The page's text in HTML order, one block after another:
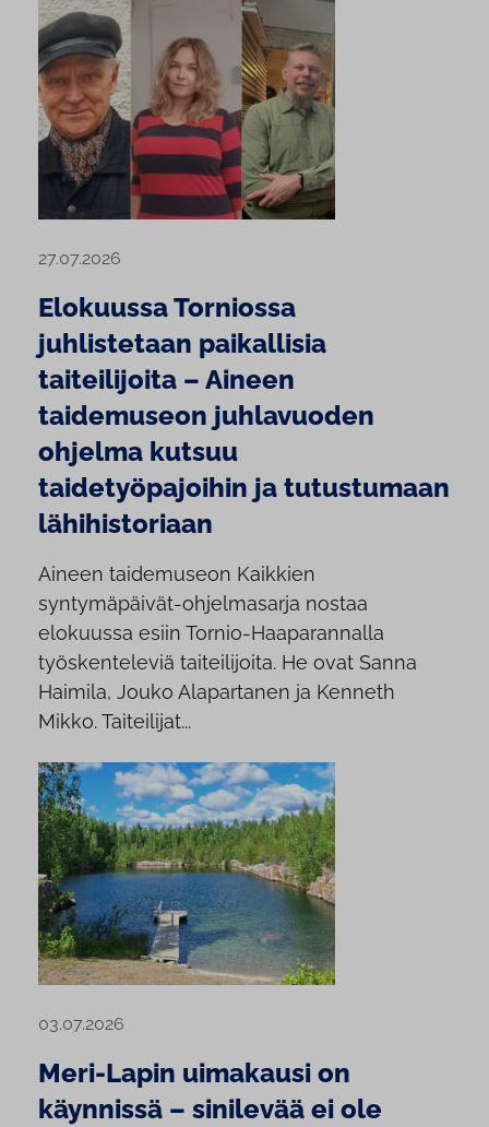
27.07.2026
Elokuussa Torniossa
juhlistetaan paikallisia
taiteilijoita – Aineen
taidemuseon juhlavuoden
ohjelma kutsuu
taidetyöpajoihin ja tutustumaan
lähihistoriaan
Aineen taidemuseon Kaikkien
syntymäpäivät-ohjelmasarja nostaa
elokuussa esiin Tornio-Haaparannalla
työskenteleviä taiteilijoita. He ovat Sanna
Haimila, Jouko Alapartanen ja Kenneth
Mikko. Taiteilijat...
03.07.2026
Meri-Lapin uimakausi on
käynnissä – sinilevää ei ole